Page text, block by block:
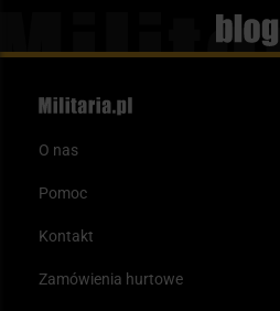
Blog
O nas
Pomoc
Kontakt
Zamówienia hurtowe